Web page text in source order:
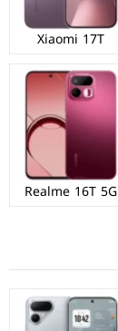
Xiaomi 17T
Realme 16T 5G